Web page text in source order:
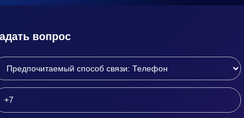
вопрос